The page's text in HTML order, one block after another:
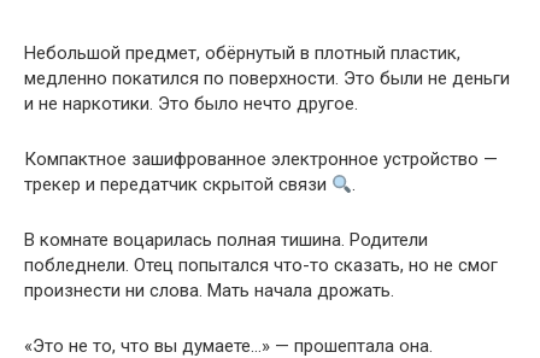
Небольшой предмет, обёрнутый в плотный пластик,
медленно покатился по поверхности. Это были не деньги
и не наркотики. Это было нечто другое.
Компактное зашифрованное электронное устройство —
трекер и передатчик скрытой связи
.
В комнате воцарилась полная тишина. Родители
побледнели. Отец попытался что-то сказать, но не смог
произнести ни слова. Мать начала дрожать.
«Это не то, что вы думаете…» — прошептала она.